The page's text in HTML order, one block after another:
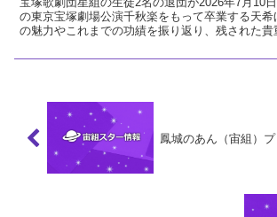
の東京宝塚劇場公演千秋楽をもって卒業する天
の魅力やこれまでの功績を振り返り、残された貴
鳳城のあん（宙組）